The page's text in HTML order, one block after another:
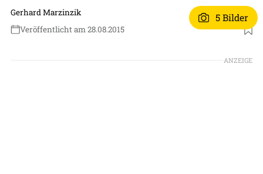
Gerhard Marzinzik
Veröffentlicht am 28.08.2015
5 Bilder
ANZEIGE